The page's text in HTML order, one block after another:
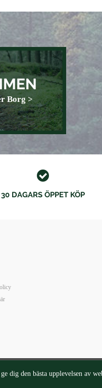
dig den bästa upplevelsen av
Borg >
30 DAGARS ÖPPET KÖP
Mail: